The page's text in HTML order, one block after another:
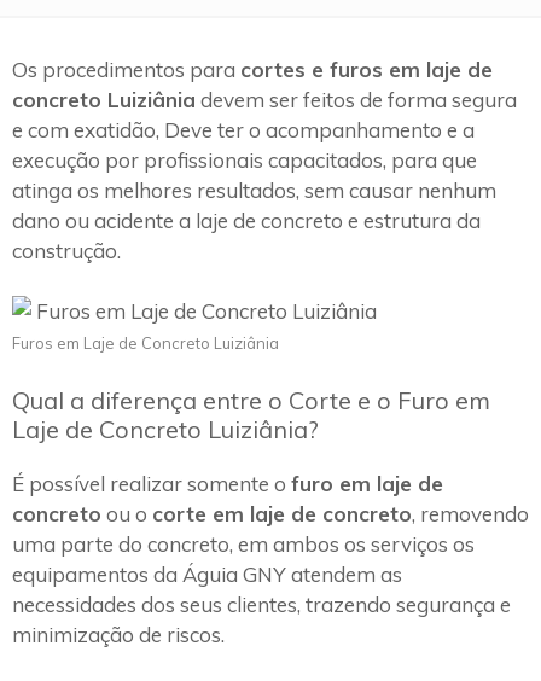
Os procedimentos para cortes e furos em laje de
concreto Luiziânia devem ser feitos de forma segura
e com exatidão, Deve ter o acompanhamento e a
execução por profissionais capacitados, para que
atinga os melhores resultados, sem causar nenhum
dano ou acidente a laje de concreto e estrutura da
construção.
Furos em Laje de Concreto Luiziânia
Qual a diferença entre o Corte e o Furo em
Laje de Concreto Luiziânia?
É possível realizar somente o furo em laje de
concreto ou o corte em laje de concreto, removendo
uma parte do concreto, em ambos os serviços os
equipamentos da Águia GNY atendem as
necessidades dos seus clientes, trazendo segurança e
minimização de riscos.